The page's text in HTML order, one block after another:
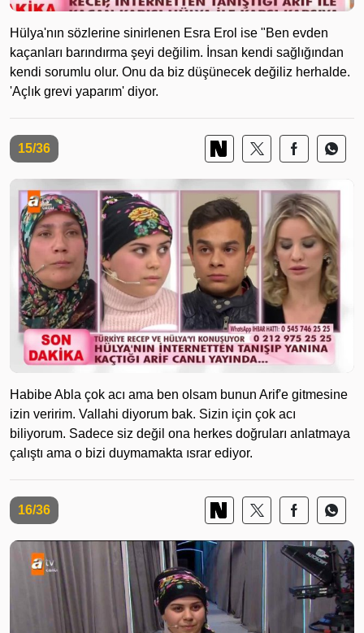
Hülya'nın sözlerine sinirlenen Esra Erol ise "Ben evden
kaçanları barındırma şeyi değilim. İnsan kendi sağlığından
kendi sorumlu olur. Onu da biz düşünecek değiliz herhalde.
'Açlık grevi yaparım' diyor.
15/36
Habibe Abla çok acı ama ben olsam bunun Arif'e gitmesine
izin veririm. Vallahi diyorum bak. Sizin için çok acı
biliyorum. Sadece siz değil ona herkes doğruları anlatmaya
çalıştı ama o bizi duymamakta ısrar ediyor.
16/36